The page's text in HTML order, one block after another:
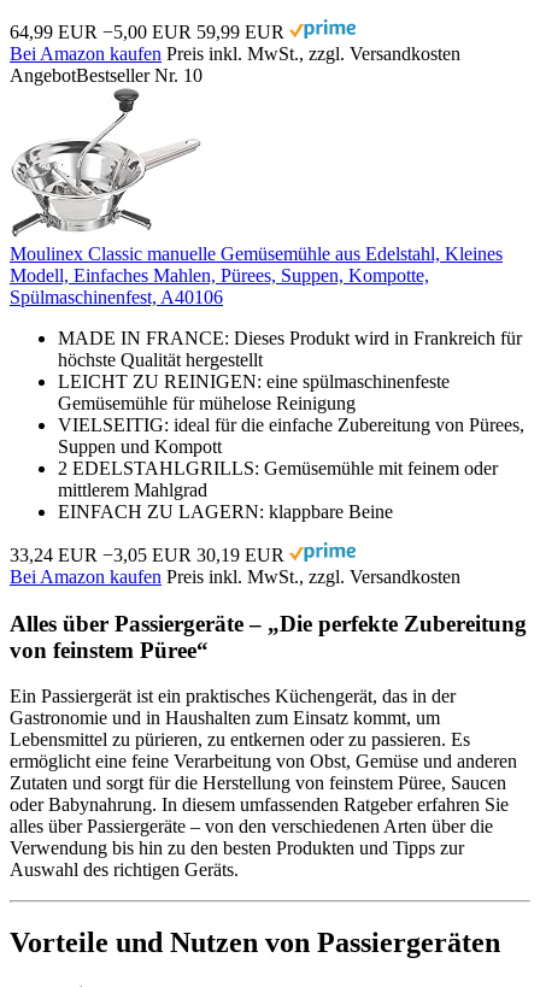
64,99 EUR −5,00 EUR 59,99 EUR
Bei Amazon kaufen Preis inkl. MwSt., zzgl. Versandkosten
AngebotBestseller Nr. 10
Moulinex Classic manuelle Gemüsemühle aus Edelstahl, Kleines
Modell, Einfaches Mahlen, Pürees, Suppen, Kompotte,
Spülmaschinenfest, A40106
MADE IN FRANCE: Dieses Produkt wird in Frankreich für
höchste Qualität hergestellt
LEICHT ZU REINIGEN: eine spülmaschinenfeste
Gemüsemühle für mühelose Reinigung
VIELSEITIG: ideal für die einfache Zubereitung von Pürees,
Suppen und Kompott
2 EDELSTAHLGRILLS: Gemüsemühle mit feinem oder
mittlerem Mahlgrad
EINFACH ZU LAGERN: klappbare Beine
33,24 EUR −3,05 EUR 30,19 EUR
Bei Amazon kaufen Preis inkl. MwSt., zzgl. Versandkosten
Alles über Passiergeräte – „Die perfekte Zubereitung
von feinstem Püree“
Ein Passiergerät ist ein praktisches Küchengerät, das in der
Gastronomie und in Haushalten zum Einsatz kommt, um
Lebensmittel zu pürieren, zu entkernen oder zu passieren. Es
ermöglicht eine feine Verarbeitung von Obst, Gemüse und anderen
Zutaten und sorgt für die Herstellung von feinstem Püree, Saucen
oder Babynahrung. In diesem umfassenden Ratgeber erfahren Sie
alles über Passiergeräte – von den verschiedenen Arten über die
Verwendung bis hin zu den besten Produkten und Tipps zur
Auswahl des richtigen Geräts.
Vorteile und Nutzen von Passiergeräten